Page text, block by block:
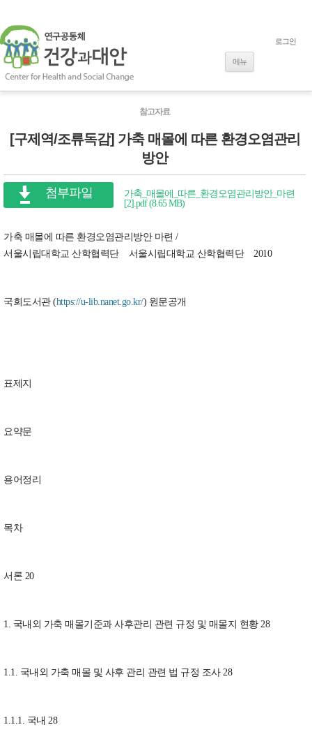
메뉴
로그인
참고자료
[구제역/조류독감] 가축 매몰에 따른 환경오염관리
방안
첨부파일
가축_매몰에_따른_환경오염관리방안_마련
[2].pdf (8.65 MB)
가축 매몰에 따른 환경오염관리방안 마련 /
서울시립대학교 산학협력단 서울시립대학교 산학협력단 2010
국회도서관 (https://u-lib.nanet.go.kr/) 원문공개
표제지
요약문
용어정리
목차
서론 20
1. 국내외 가축 매몰기준과 사후관리 관련 규정 및 매몰지 현황 28
1.1. 국내외 가축 매몰 및 사후 관리 관련 법 규정 조사 28
1.1.1. 국내 28